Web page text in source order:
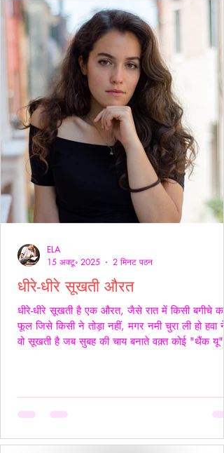
मानकर चलते हैं कि सामने वाला हमें उसी तरह
धीरे-धीरे सूखती औरत
धीरे-धीरे सूखती है एक औरत, जैसे रात में किसी बगीचे का
फूल जिसे किसी ने तोड़ा नहीं, मगर नमी चुरा ली हो हवा
वो सूखती है जब सुबह की चाय बनाते वक़्त कोई "थैंक यू"
सूखती है जब उसकी पसंदें "गृहस्थी के तवे" में जल कर
ELA
15 अक्टू॰ 2025
2 मिनट पठन